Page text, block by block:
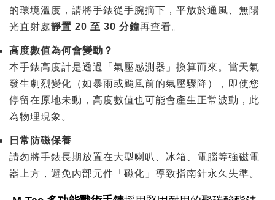
的環境溫度，請將手錶從手腕摘下，平放於通風、無陽
光直射處靜置 20 至 30 分鐘再查看。
高度數值為何會變動？
本手錶高度計是透過「氣壓感測器」換算而來。當天氣
發生劇烈變化（如暴雨或颱風前的氣壓驟降），即使您
停留在原地未動，高度數值也可能會產生正常波動，此
為物理現象。
日常防磁保養
請勿將手錶長期放置在大型喇叭、冰箱、電腦等強磁電
器上方，避免內部元件「磁化」導致指南針永久失準。